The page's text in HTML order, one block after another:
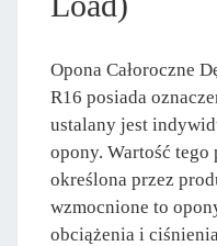
Opona Całoroczne
R16 posiada
ustalany jest
opony. Wartość tego
określona przez
wzmocnione to
obciążenia i